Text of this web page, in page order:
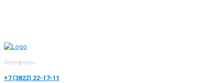
Телефоны:
+7 (3822) 22-17-11